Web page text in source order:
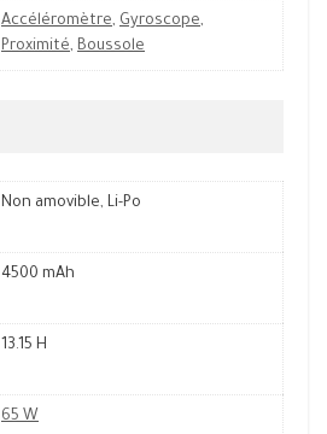
Accéléromètre, Gyroscope,
Proximité, Boussole
Non amovible, Li-Po
4500 mAh
13.15 H
65 W